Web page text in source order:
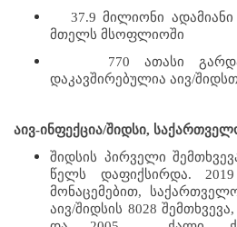
37.9 მილიონი ადამიანი
მთელს მსოფლიოში
770 ათასი
დაკავშირებულია აივ/
აივ-ინფექცია/შიდსი,
შიდსის პირველი
წელს დაფიქსირდა.
მონაცემებით,
აივ/შიდსის 8028